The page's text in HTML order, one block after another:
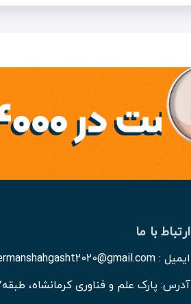
ارتباط با ما
ایمیل : kermanshahgasht2020@gmail.com
آدرس: پارک علم و فناوری کرمانشاه، طبقه7